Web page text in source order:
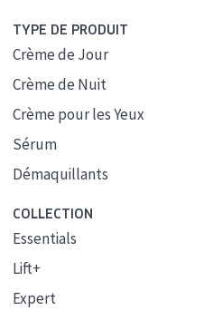
TYPE DE PRODUIT
Crème de Jour
Crème de Nuit
Crème pour les Yeux
Sérum
Démaquillants
COLLECTION
Essentials
Lift+
Expert